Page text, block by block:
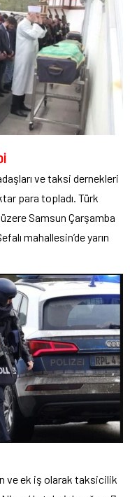
ve taksi dernekleri
para topladı. Türk
Samsun Çarşamba
mahallesin’de yarın
ve ek iş olarak taksicilik